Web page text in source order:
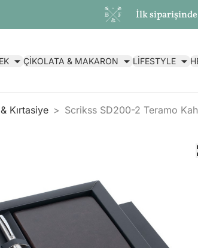
İlk
ÇİKOLATA & MAKARON LİFESTYLE
Kırtasiye Scrikss SD200-2 Teramo